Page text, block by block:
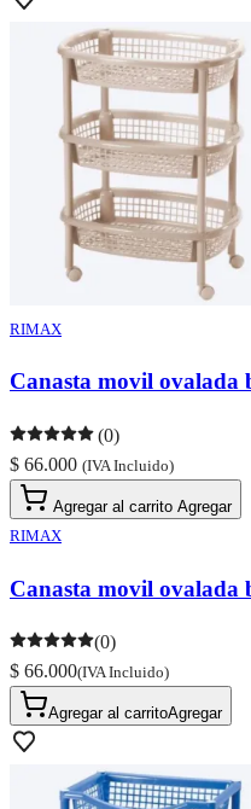
RIMAX
Canasta movil ovalada
(0)
$ 66.000 (IVA Incluido)
Agregar al carrito Agregar
RIMAX
Canasta movil ovalada
(0)
$ 66.000(IVA Incluido)
Agregar al carritoAgregar